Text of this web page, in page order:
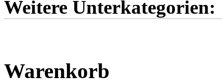
Weitere Unterkategorien:
Warenkorb